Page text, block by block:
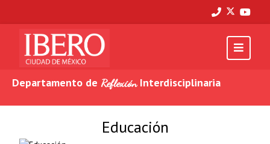
Departamento de ReflexiónInterdisciplinaria
Educación